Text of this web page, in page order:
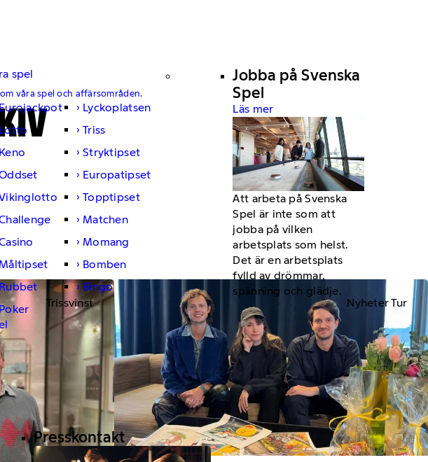
spel
våra spel och affärsområden.
Lyckoplatsen
Lotto
Triss
Keno
Stryktipset
Europatipset
Topptipset
Matchen
Momang
Bomben
Rubbet
Bingo
Poker
Jobba på Svenska
Spel
Läs mer
Att arbeta på Svenska
Spel är inte som att
jobba på vilken
arbetsplats som helst.
Det är en arbetsplats
fylld av drömmar,
spänning och glädje.
Presskontakt
Trissvinst Nyheter Tur